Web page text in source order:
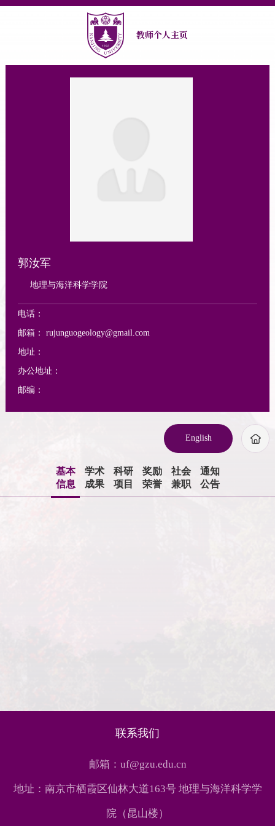
教师个人主页
郭汝军
地理与海洋科学学院
电话：
邮箱： rujunguogeology@gmail.com
地址：
办公地址：
邮编：
基本
信息
学术
成果
科研
项目
奖励
荣誉
社会
兼职
通知
公告
English
联系我们
邮箱：uf@gzu.edu.cn
地址：南京市栖霞区仙林大道163号 地理与海洋科学学
院（昆山楼）